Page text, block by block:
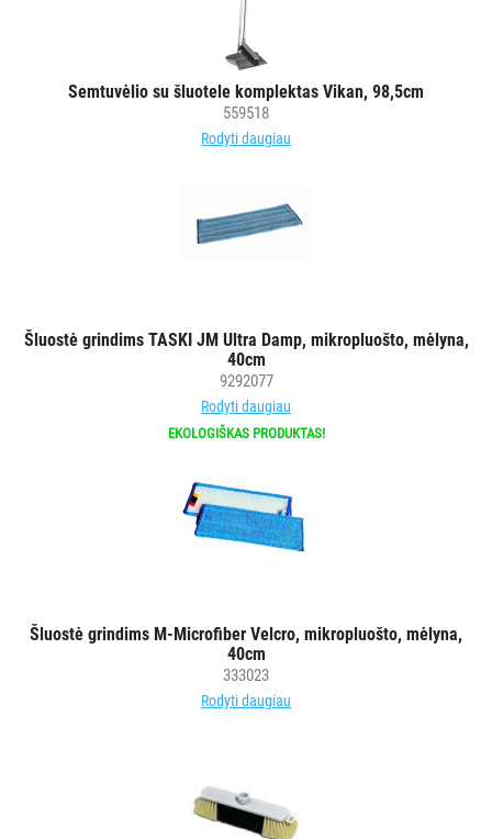
Semtuvėlio su šluotele komplektas Vikan, 98,5cm
559518
Rodyti daugiau
Šluostė grindims TASKI JM Ultra Damp, mikropluošto, mėlyna,
40cm
9292077
Rodyti daugiau
EKOLOGIŠKAS PRODUKTAS!
Šluostė grindims M-Microfiber Velcro, mikropluošto, mėlyna,
40cm
333023
Rodyti daugiau